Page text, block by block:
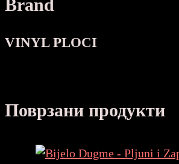
Brand
VINYL PLOCI
Поврзани продукти